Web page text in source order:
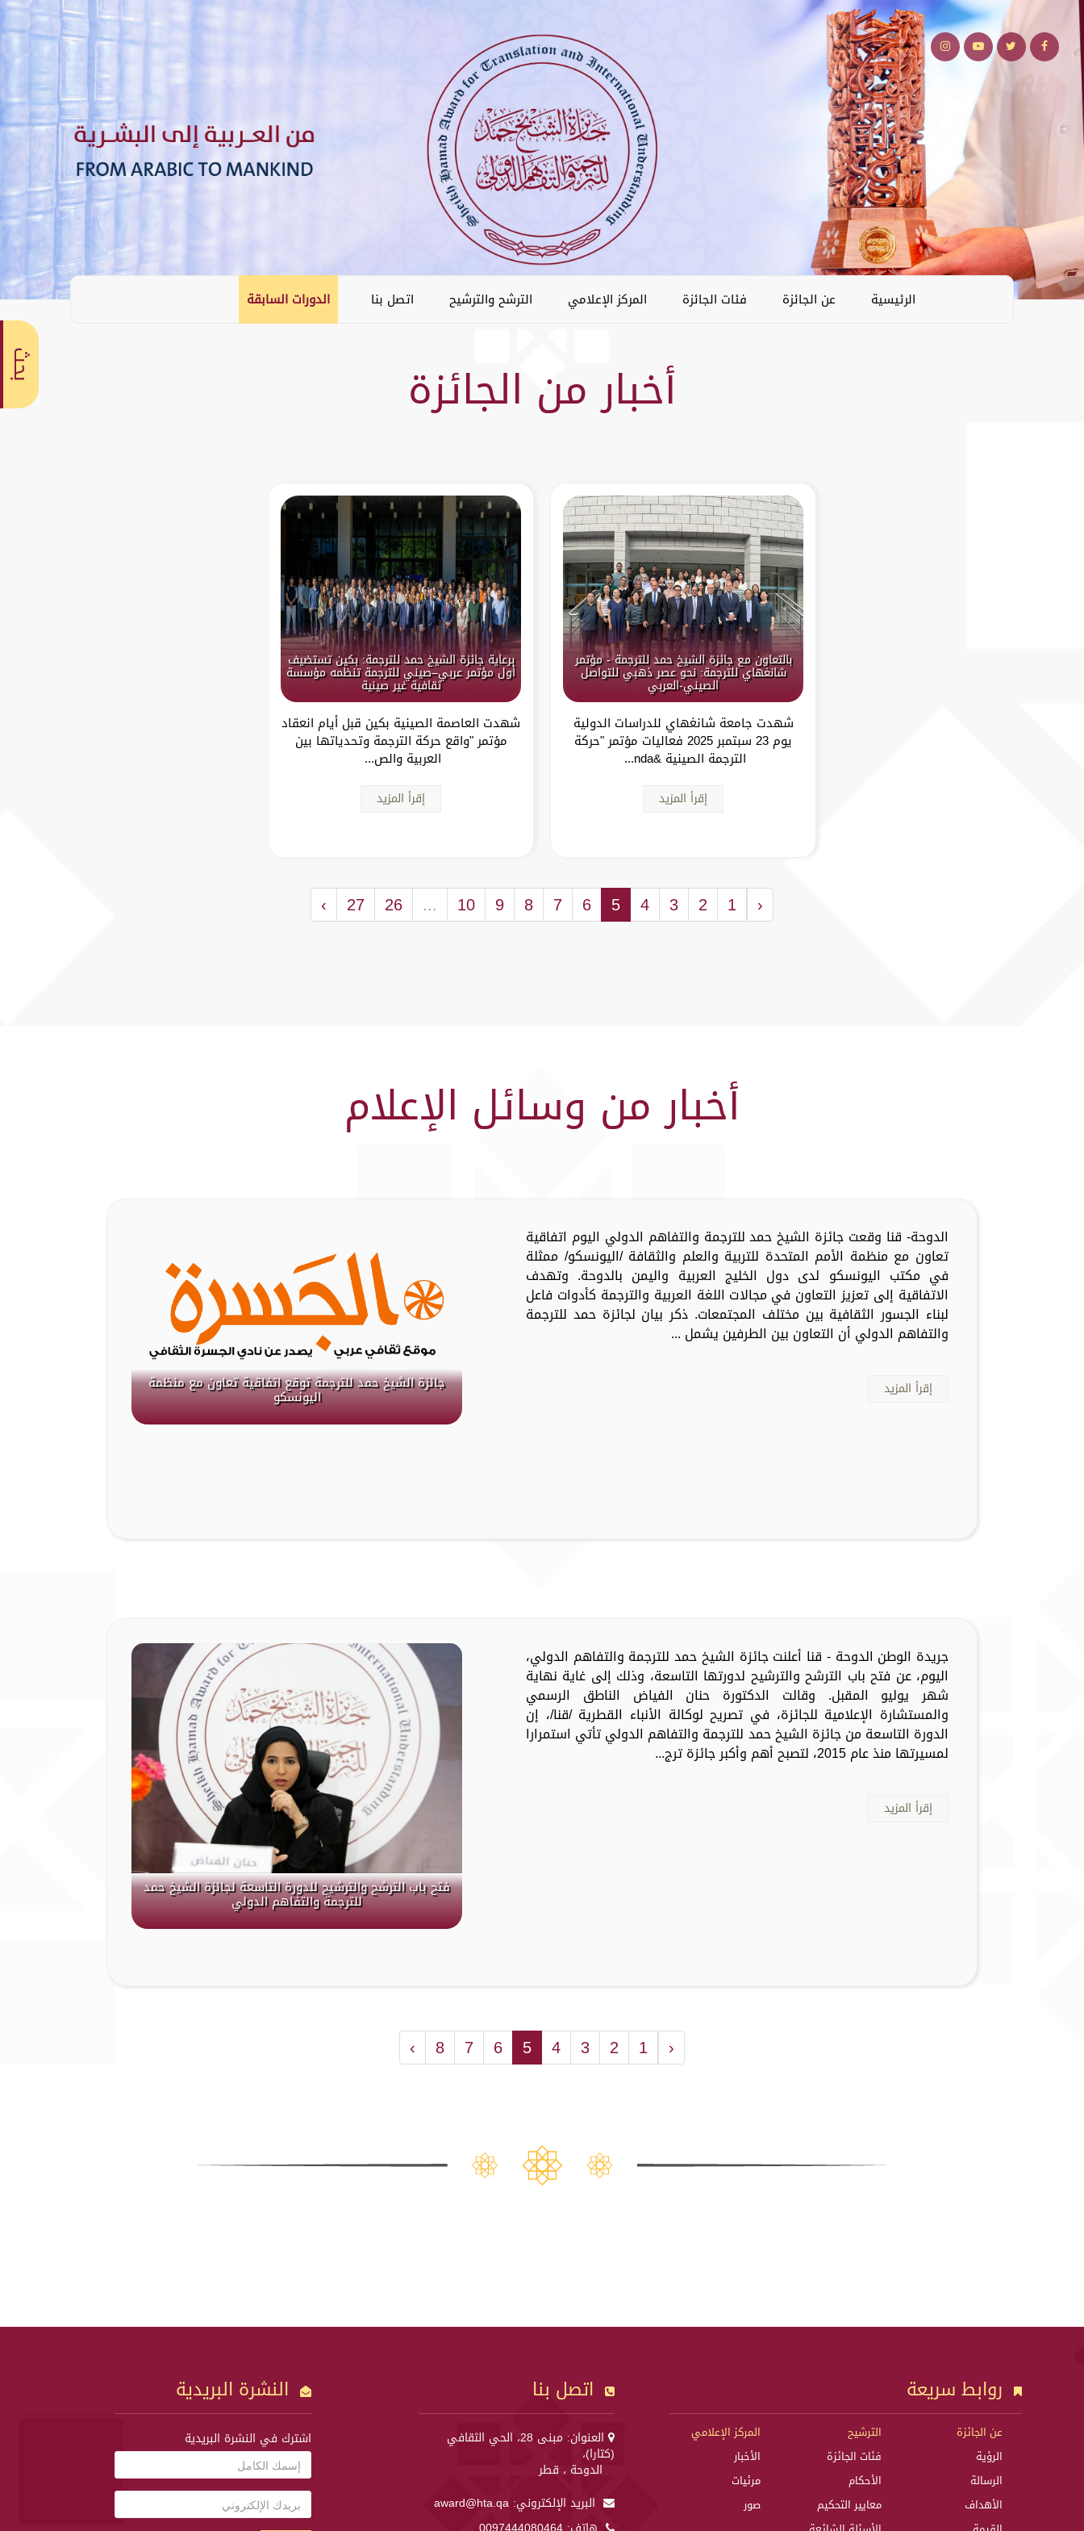
الرئيسية عن الجائزة فئات الجائزة المركز الإعلامي الترشح والترشيح اتصل بنا الدورات السابقة
أخبار من الجائزة
بالتعاون مع جائزة الشيخ حمد للترجمة - مؤتمر
شانغهاي للترجمة: نحو عصر ذهبي للتواصل
الصيني-العربي
شهدت جامعة شانغهاي للدراسات الدولية
يوم 23 سبتمبر 2025 فعاليات مؤتمر "حركة
الترجمة الصينية &nda...
إقرأ المزيد
برعاية جائزة الشيخ حمد للترجمة: بكين تستضيف
أول مؤتمر عربي–صيني للترجمة تنظمه مؤسسة
ثقافية غير صينية
شهدت العاصمة الصينية بكين قبل أيام انعقاد
مؤتمر "واقع حركة الترجمة وتحدياتها بين
العربية والص...
إقرأ المزيد
‹
1
2
3
4
5
6
7
8
9
10
...
26
27
›
أخبار من وسائل الإعلام
جائزة الشيخ حمد للترجمة توقع اتفاقية تعاون مع منظمة
اليونسكو
الدوحة- قنا وقعت جائزة الشيخ حمد للترجمة والتفاهم الدولي اليوم اتفاقية
تعاون مع منظمة الأمم المتحدة للتربية والعلم والثقافة /اليونسكو/ ممثلة
في مكتب اليونسكو لدى دول الخليج العربية واليمن بالدوحة. وتهدف
الاتفاقية إلى تعزيز التعاون في مجالات اللغة العربية والترجمة كأدوات فاعل
لبناء الجسور الثقافية بين مختلف المجتمعات. ذكر بيان لجائزة حمد للترجمة
والتفاهم الدولي أن التعاون بين الطرفين يشمل ...
إقرأ المزيد
فتح باب الترشح والترشيح للدورة التاسعة لجائزة الشيخ حمد
للترجمة والتفاهم الدولي
جريدة الوطن الدوحة - قنا أعلنت جائزة الشيخ حمد للترجمة والتفاهم الدولي،
اليوم، عن فتح باب الترشح والترشيح لدورتها التاسعة، وذلك إلى غاية نهاية
شهر يوليو المقبل. وقالت الدكتورة حنان الفياض الناطق الرسمي
والمستشارة الإعلامية للجائزة، في تصريح لوكالة الأنباء القطرية /قنا/، إن
الدورة التاسعة من جائزة الشيخ حمد للترجمة والتفاهم الدولي تأتي استمرارا
لمسيرتها منذ عام 2015، لتصبح أهم وأكبر جائزة ترج...
إقرأ المزيد
‹
1
2
3
4
5
6
7
8
›
بحث
روابط سريعة
عن الجائزة
الرؤية
الرسالة
الأهداف
الترشيح
فئات الجائزة
الأحكام
معايير التحكيم
المركز الإعلامي
الأخبار
مرئيات
صور
اتصل بنا
العنوان: مبنى 28، الحي الثقافي
(كتارا)،
الدوحة ، قطر
البريد الإلكتروني: award@hta.qa
النشرة البريدية
اشترك في النشرة البريدية